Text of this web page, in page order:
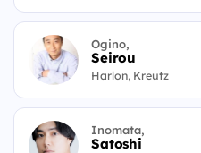
Ogino,
Seirou
Harlon, Kreutz
Inomata,
Satoshi